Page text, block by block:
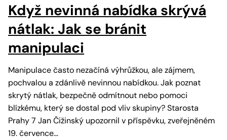
Když nevinná nabídka skrývá
nátlak: Jak se bránit
manipulaci
Manipulace často nezačíná výhrůžkou, ale zájmem,
pochvalou a zdánlivě nevinnou nabídkou. Jak poznat
skrytý nátlak, bezpečně odmítnout nebo pomoci
blízkému, který se dostal pod vliv skupiny? Starosta
Prahy 7 Jan Čižinský upozornil v příspěvku, zveřejněném
19. července…